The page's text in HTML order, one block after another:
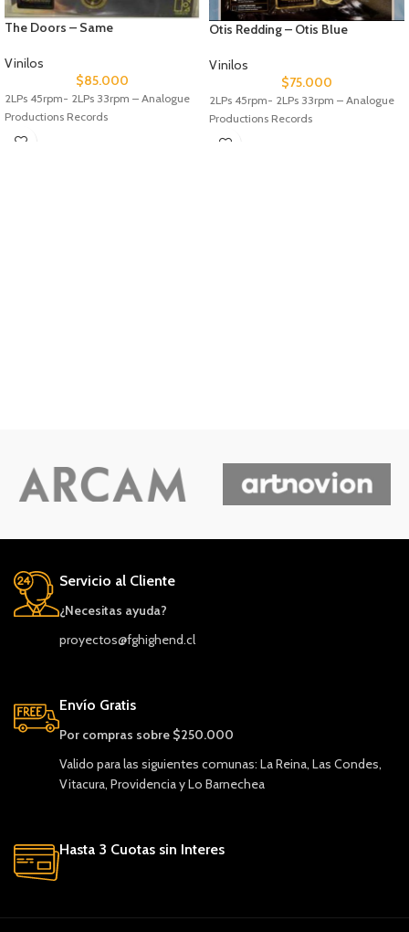
The Doors – Same
Vinilos
$85.000
2LPs 45rpm- 2LPs 33rpm – Analogue
Productions Records
Otis Redding – Otis Blue
Vinilos
$75.000
2LPs 45rpm- 2LPs 33rpm – Analogue
Productions Records
Servicio al Cliente
¿Necesitas ayuda?
proyectos@fghighend.cl
Envío Gratis
Por compras sobre $250.000
Valido para las siguientes comunas: La Reina, Las Condes,
Vitacura, Providencia y Lo Barnechea
Hasta 3 Cuotas sin Interes